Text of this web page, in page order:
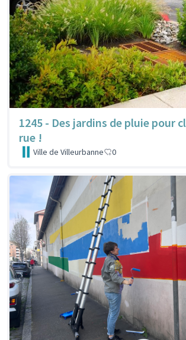
1245 - Des jardins de pluie pour
rue !
Ville de Villeurbanne 0